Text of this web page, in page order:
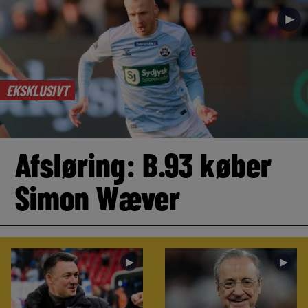
EKSKLUSIVT
►
Afsløring: B.93 køber
Simon Wæver
► ►